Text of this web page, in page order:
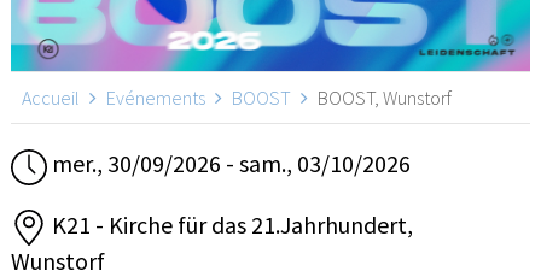
Accueil Evénements BOOST BOOST, Wunstorf
mer., 30/09/2026 - sam., 03/10/2026
K21 - Kirche für das 21.Jahrhundert,
Wunstorf